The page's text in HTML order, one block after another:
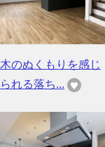
木のぬくもりを感じ
られる落ち...